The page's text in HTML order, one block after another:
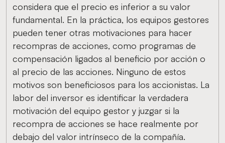
considera que el precio es inferior a su valor
fundamental. En la práctica, los equipos gestores
pueden tener otras motivaciones para hacer
recompras de acciones, como programas de
compensación ligados al beneficio por acción o
al precio de las acciones. Ninguno de estos
motivos son beneficiosos para los accionistas. La
labor del inversor es identificar la verdadera
motivación del equipo gestor y juzgar si la
recompra de acciones se hace realmente por
debajo del valor intrínseco de la compañía.